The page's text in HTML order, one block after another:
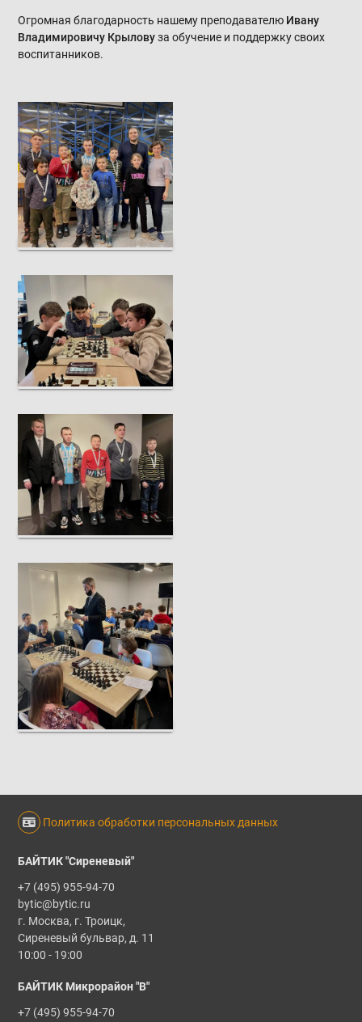
Огромная благодарность нашему преподавателю Ивану
Владимировичу Крыловуза обучение и поддержку своих
воспитанников.
Политика обработки персональных данных
БАЙТИК "Сиреневый"
+7 (495) 955-94-70
bytic@bytic.ru
г. Москва, г. Троицк,
Сиреневый бульвар, д. 11
10:00 - 19:00
БАЙТИК Микрорайон "В"
+7 (495) 955-94-70